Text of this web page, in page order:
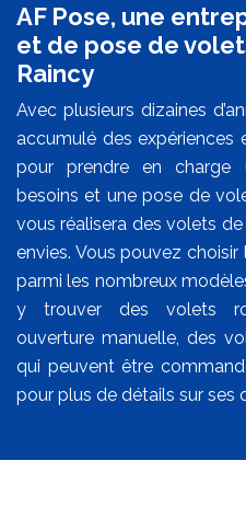
AF Pose, une
et de pose de
Raincy
Avec plusieurs dizaines
accumulé des expériences
pour prendre en charge
besoins et une pose de
vous réalisera des volets
envies. Vous pouvez
parmi les nombreux
y trouver des volets
ouverture manuelle, des
qui peuvent être
pour plus de détails sur ses